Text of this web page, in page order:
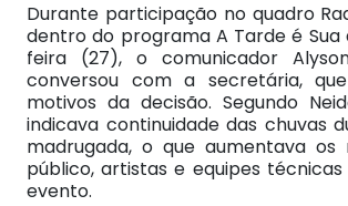
Durante participação no quadro
dentro do programa A Tarde é
feira (27), o comunicador
conversou com a secretária,
motivos da decisão. Segundo
indicava continuidade das chuvas
madrugada, o que aumentava
público, artistas e equipes
evento.